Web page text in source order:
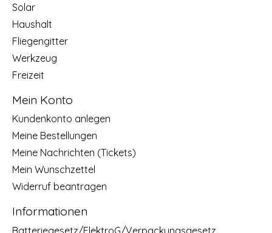
Solar
Haushalt
Fliegengitter
Werkzeug
Freizeit
Mein Konto
Kundenkonto anlegen
Meine Bestellungen
Meine Nachrichten (Tickets)
Mein Wunschzettel
Widerruf beantragen
Informationen
Batteriegesetz/ElektroG/Verpackungsgesetz